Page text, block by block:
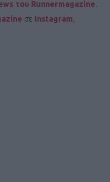
του Runnermagazine.
σε Instagram,